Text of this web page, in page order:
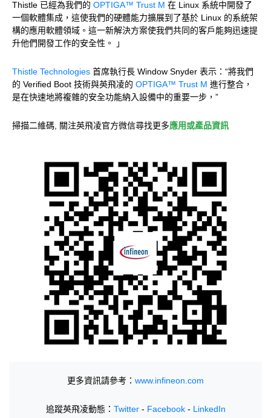
Thistle 已經為我們的 OPTIGA™ Trust M 在 Linux 系統中開發了
一個軟體集成，這使我們的硬體能力擴展到了基於 Linux 的系統架
構的應用軟體領域。這一新解決方案使我們共同的客戶能夠迅速提
升他們開發工作的安全性。 」
Thistle Technologies 首席執行長 Window Snyder 表示：“將我們
的 Verified Boot 技術與英飛凌的 OPTIGA™ Trust M 進行整合，
是在快速地將複雜的安全功能納入設備中的重要一步，”
掃描二維碼, 關注英飛凌官方微信尋找更多應用或產品資訊
更多資訊請參考： www.infineon.com
追蹤英飛凌動態： Twitter- Facebook- LinkedIn